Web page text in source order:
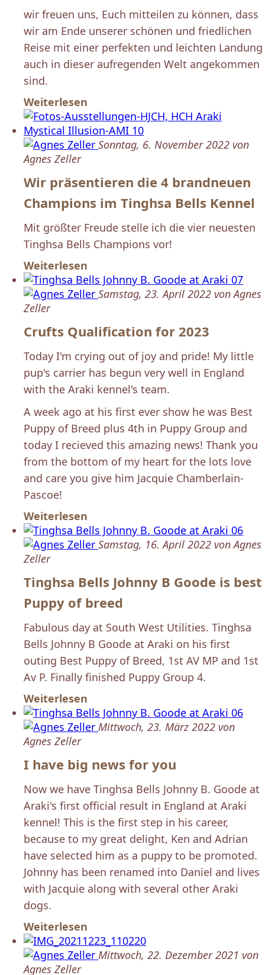
wir freuen uns, Euch mitteilen zu können, dass
wir am Ende unserer schönen und friedlichen
Reise mit einer perfekten und leichten Landung
auch in dieser aufregenden Welt angekommen
sind.
Weiterlesen
Sonntag, 6. November 2022 von
Agnes Zeller
Wir präsentieren die 4 brandneuen
Champions im Tinghsa Bells Kennel
Mit größter Freude stelle ich die vier neuesten
Tinghsa Bells Champions vor!
Weiterlesen
Samstag, 23. April 2022 von Agnes
Zeller
Crufts Qualification for 2023
Today I'm crying out of joy and pride! My little
pup's carrier has begun very well in England
with the Araki kennel's team.
A week ago at his first ever show he was Best
Puppy of Breed plus 4th in Puppy Group and
today I recieved this amazing news! Thank you
from the bottom of my heart for the lots love
and care you give him Jacquie Chamberlain-
Pascoe!
Weiterlesen
Samstag, 16. April 2022 von Agnes
Zeller
Tinghsa Bells Johnny B Goode is best
Puppy of breed
Fabulous day at South West Utilities. Tinghsa
Bells Johnny B Goode at Araki on his first
outing Best Puppy of Breed, 1st AV MP and 1st
Av P. Finally finished Puppy Group 4.
Weiterlesen
Mittwoch, 23. März 2022 von
Agnes Zeller
I have big news for you
Now we have Tinghsa Bells Johnny B. Goode at
Araki's first official result in England at Araki
kennel! This is the first step in his career,
because to my great delight, Ken and Adrian
have selected him as a puppy to be promoted.
Johnny has been renamed into Daniel and lives
with Jacquie along with several other Araki
dogs.
Weiterlesen
Mittwoch, 22. Dezember 2021 von
Agnes Zeller